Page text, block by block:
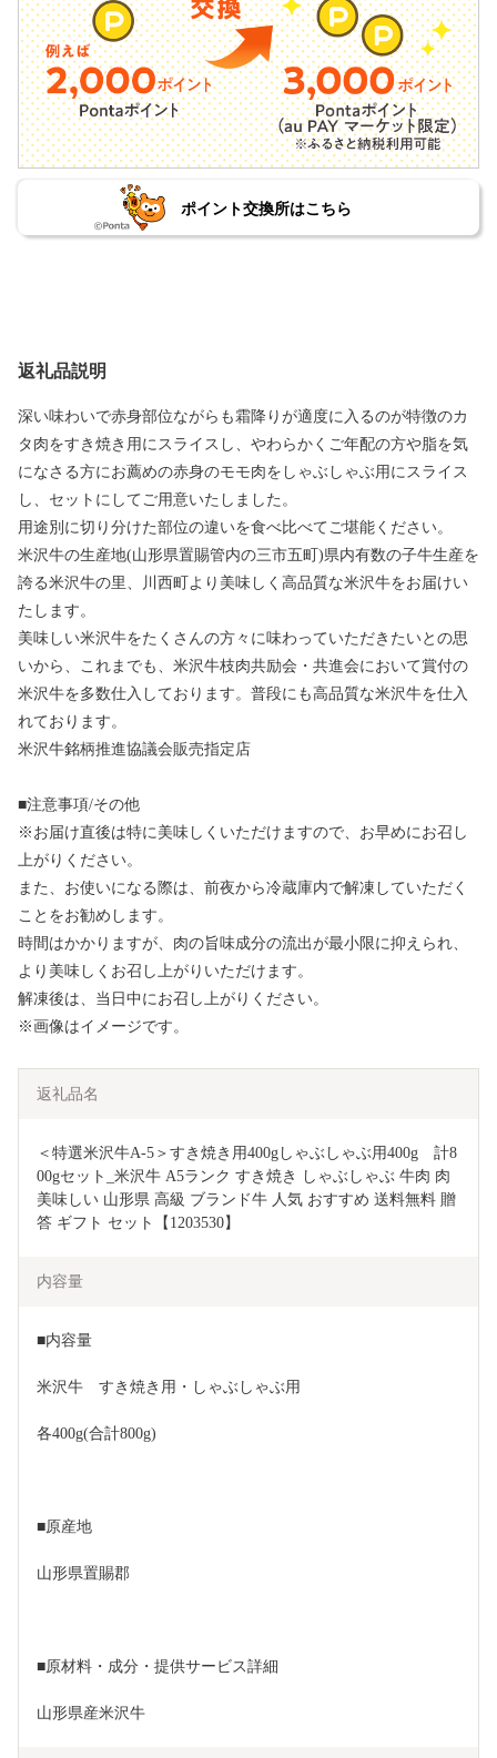
ポイント交換所はこちら
返礼品説明
深い味わいで赤身部位ながらも霜降りが適度に入るのが特徴のカ
タ肉をすき焼き用にスライスし、やわらかくご年配の方や脂を気
になさる方にお薦めの赤身のモモ肉をしゃぶしゃぶ用にスライス
し、セットにしてご用意いたしました。
用途別に切り分けた部位の違いを食べ比べてご堪能ください。
米沢牛の生産地(山形県置賜管内の三市五町)県内有数の子牛生産を
誇る米沢牛の里、川西町より美味しく高品質な米沢牛をお届けい
たします。
美味しい米沢牛をたくさんの方々に味わっていただきたいとの思
いから、これまでも、米沢牛枝肉共励会・共進会において賞付の
米沢牛を多数仕入しております。普段にも高品質な米沢牛を仕入
れております。
米沢牛銘柄推進協議会販売指定店
■注意事項/その他
※お届け直後は特に美味しくいただけますので、お早めにお召し
上がりください。
また、お使いになる際は、前夜から冷蔵庫内で解凍していただく
ことをお勧めします。
時間はかかりますが、肉の旨味成分の流出が最小限に抑えられ、
より美味しくお召し上がりいただけます。
解凍後は、当日中にお召し上がりください。
※画像はイメージです。
返礼品名
＜特選米沢牛A-5＞すき焼き用400gしゃぶしゃぶ用400g　計8
00gセット_米沢牛 A5ランク すき焼き しゃぶしゃぶ 牛肉 肉
美味しい 山形県 高級 ブランド牛 人気 おすすめ 送料無料 贈
答 ギフト セット【1203530】
内容量
■内容量
米沢牛　すき焼き用・しゃぶしゃぶ用
各400g(合計800g)
■原産地
山形県置賜郡
■原材料・成分・提供サービス詳細
山形県産米沢牛